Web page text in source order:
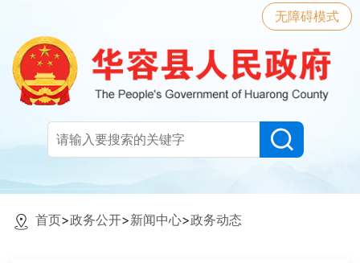
无障碍模式
首页>政务公开>新闻中心>政务动态